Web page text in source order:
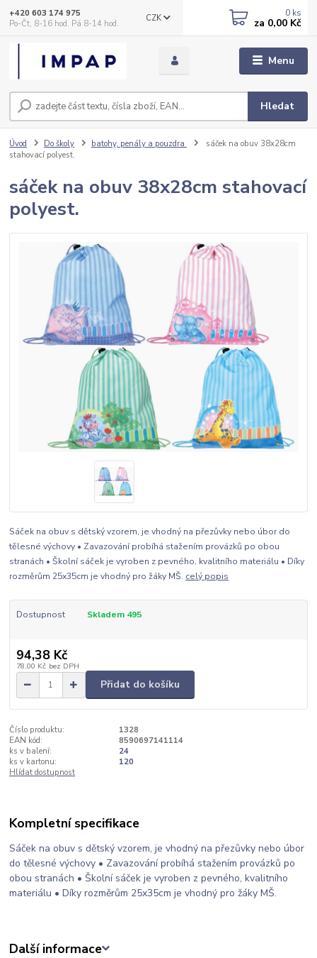
Menu
CZK
Hledat
+420 603 174 975
Po-Čt, 8-16 hod. Pá 8-14 hod.
0 ks
za 0,00 Kč
Úvod Do školy batohy, penály a pouzdra
sáček na obuv 38x28cm
stahovací polyest.
sáček na obuv 38x28cm stahovací
polyest.
Sáček na obuv s dětský vzorem, je vhodný na přezůvky nebo úbor do
tělesné výchovy • Zavazování probíhá stažením provázků po obou
stranách • Školní sáček je vyroben z pevného, kvalitního materiálu • Díky
rozměrům 25x35cm je vhodný pro žáky MŠ. celý popis
Dostupnost Skladem 495
94,38 Kč
78,00 Kč bez DPH
Přidat do košíku
Číslo produktu:
1328
EAN kód:
8590697141114
ks v balení:
24
ks v kartonu:
120
Hlídat dostupnost
Kompletní specifikace
Sáček na obuv s dětský vzorem, je vhodný na přezůvky nebo úbor
do tělesné výchovy • Zavazování probíhá stažením provázků po
obou stranách • Školní sáček je vyroben z pevného, kvalitního
materiálu • Díky rozměrům 25x35cm je vhodný pro žáky MŠ.
Další informace